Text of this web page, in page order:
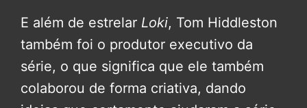
E além de estrelar Loki, Tom Hiddleston
também foi o produtor executivo da
série, o que significa que ele também
colaborou de forma criativa, dando